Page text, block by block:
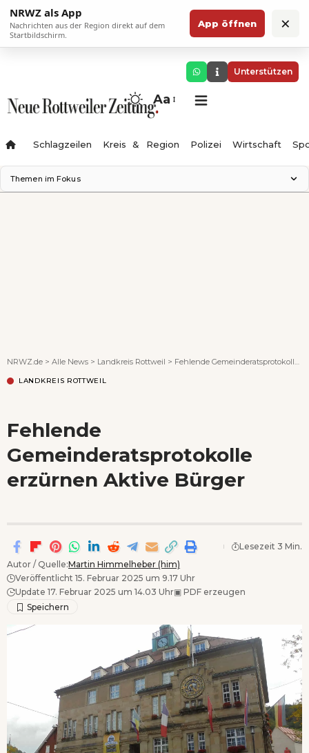
NRWZ als App
Nachrichten aus der Region direkt auf dem
Startbildschirm.
App öffnen ×
Unterstützen
Aa
Schlagzeilen Kreis & Region Polizei Wirtschaft
Themen im Fokus
NRWZ.de > Alle News > Landkreis Rottweil > Fehlende Gemeinderatsprotokolle erzürnen Aktive Bürger
LANDKREIS ROTTWEIL
Fehlende
Gemeinderatsprotokolle
erzürnen Aktive Bürger
Autor / Quelle:Martin Himmelheber (him)
Veröffentlicht 15. Februar 2025 um 9.17 Uhr
Update 17. Februar 2025 um 14.03 Uhr▣ PDF erzeugen
Lesezeit 3 Min.